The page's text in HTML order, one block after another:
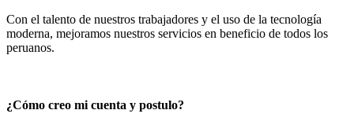
Con el talento de nuestros trabajadores y el uso de la tecnología
moderna, mejoramos nuestros servicios en beneficio de todos los
peruanos.
¿Cómo creo mi cuenta y postulo?